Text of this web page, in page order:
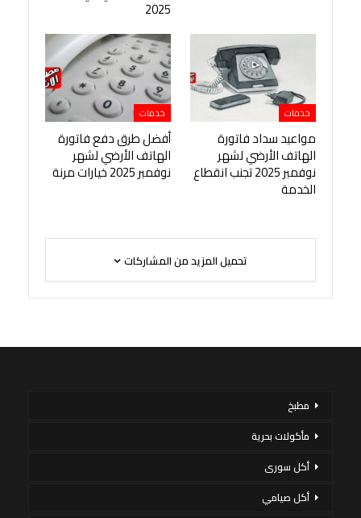
2025
خدمات
مواعيد سداد فاتورة
الهاتف الأرضي لشهر
نوفمبر 2025 تجنب انقطاع
الخدمة
خدمات
أفضل طرق دفع فاتورة
الهاتف الأرضي لشهر
نوفمبر 2025 خيارات مرنة
تحميل المزيد من المشاركات
مطبخ
مأكولات بحرية
أكل سورى
أكل صيامي